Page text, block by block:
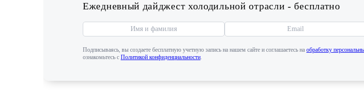
Ежедневный дайджест холодильной отрасли - бесплатно
Подписываясь, вы создаете бесплатную учетную запись на нашем сайте и соглашаетесь на обработку
ознакомьтесь с Политикой конфиденциальности.